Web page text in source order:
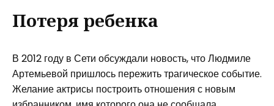
Потеря ребенка
В 2012 году в Сети обсуждали новость, что Людмиле
Артемьевой пришлось пережить трагическое событие.
Желание актрисы построить отношения с новым